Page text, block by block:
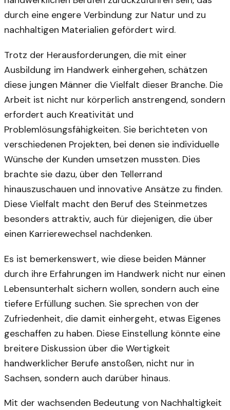
durch eine engere Verbindung zur Natur und zu
nachhaltigen Materialien gefördert wird.
Trotz der Herausforderungen, die mit einer
Ausbildung im Handwerk einhergehen, schätzen
diese jungen Männer die Vielfalt dieser Branche. Die
Arbeit ist nicht nur körperlich anstrengend, sondern
erfordert auch Kreativität und
Problemlösungsfähigkeiten. Sie berichteten von
verschiedenen Projekten, bei denen sie individuelle
Wünsche der Kunden umsetzen mussten. Dies
brachte sie dazu, über den Tellerrand
hinauszuschauen und innovative Ansätze zu finden.
Diese Vielfalt macht den Beruf des Steinmetzes
besonders attraktiv, auch für diejenigen, die über
einen Karrierewechsel nachdenken.
Es ist bemerkenswert, wie diese beiden Männer
durch ihre Erfahrungen im Handwerk nicht nur einen
Lebensunterhalt sichern wollen, sondern auch eine
tiefere Erfüllung suchen. Sie sprechen von der
Zufriedenheit, die damit einhergeht, etwas Eigenes
geschaffen zu haben. Diese Einstellung könnte eine
breitere Diskussion über die Wertigkeit
handwerklicher Berufe anstoßen, nicht nur in
Sachsen, sondern auch darüber hinaus.
Mit der wachsenden Bedeutung von Nachhaltigkeit